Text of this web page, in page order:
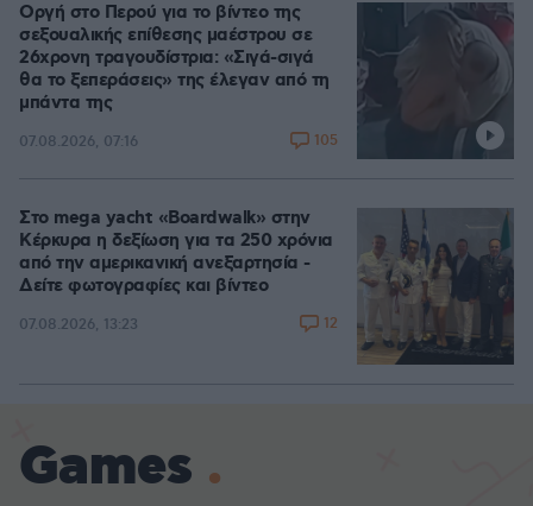
Οργή στο Περού για το βίντεο της
σεξουαλικής επίθεσης μαέστρου σε
26χρονη τραγουδίστρια: «Σιγά-σιγά
θα το ξεπεράσεις» της έλεγαν από τη
μπάντα της
07.08.2026, 07:16 105
Στο mega yacht «Boardwalk» στην
Κέρκυρα η δεξίωση για τα 250 χρόνια
από την αμερικανική ανεξαρτησία -
Δείτε φωτογραφίες και βίντεο
07.08.2026, 13:23 12
Games